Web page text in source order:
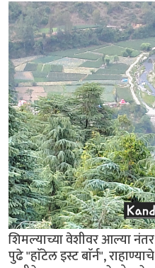
शिमल्याच्या वेशीवर आल्या
पुढे "हाॅटेल इस्ट बाॅर्न",